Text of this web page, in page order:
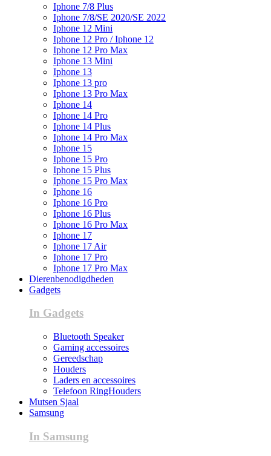
Iphone 7/8 Plus
Iphone 7/8/SE 2020/SE 2022
Iphone 12 Mini
Iphone 12 Pro / Iphone 12
Iphone 12 Pro Max
Iphone 13 Mini
Iphone 13
Iphone 13 pro
Iphone 13 Pro Max
Iphone 14
Iphone 14 Pro
Iphone 14 Plus
Iphone 14 Pro Max
Iphone 15
Iphone 15 Pro
Iphone 15 Plus
Iphone 15 Pro Max
Iphone 16
Iphone 16 Pro
Iphone 16 Plus
Iphone 16 Pro Max
Iphone 17
Iphone 17 Air
Iphone 17 Pro
Iphone 17 Pro Max
Dierenbenodigdheden
Gadgets
In Gadgets
Bluetooth Speaker
Gaming accessoires
Gereedschap
Houders
Laders en accessoires
Telefoon RingHouders
Mutsen Sjaal
Samsung
In Samsung